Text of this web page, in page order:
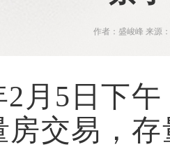
作者：盛峻峰 来
2月5日下
房交易，